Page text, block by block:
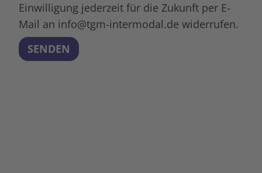
Einwilligung jederzeit für die Zukunft per E-
Mail an info@tgm-intermodal.de widerrufen.